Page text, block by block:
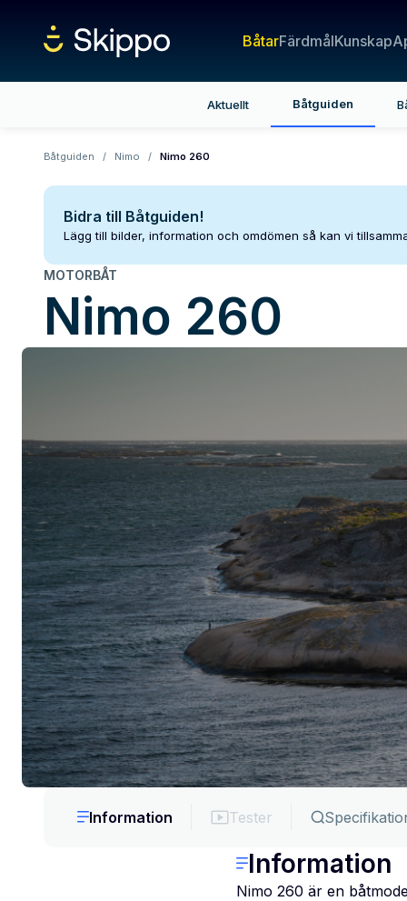
BåtarFärdmålKunskap
Aktuellt Båtguiden
Båtguiden / Nimo / Nimo 260
Bidra till Båtguiden!
Lägg till bilder, information och omdömen så kan vi
MOTORBÅT
Nimo 260
Information Tester
Information
Nimo 260 är en